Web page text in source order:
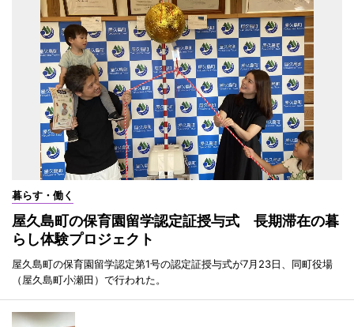
暮らす・働く
屋久島町の保育園留学認定証授与式 長期滞在の暮
らし体験プロジェクト
屋久島町の保育園留学認定第1号の認定証授与式が7月23日、同町役場
（屋久島町小瀬田）で行われた。